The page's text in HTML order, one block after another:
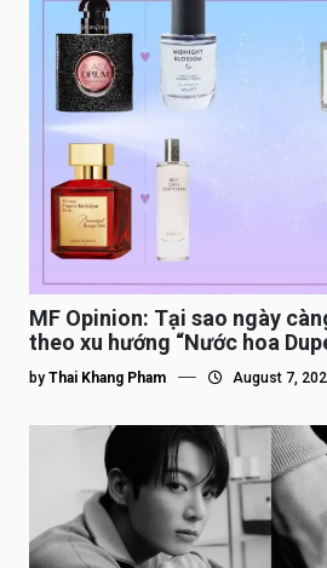
MF Opinion: Tại sao ngày
theo xu hướng “Nước hoa
by Thai Khang Pham August 7,